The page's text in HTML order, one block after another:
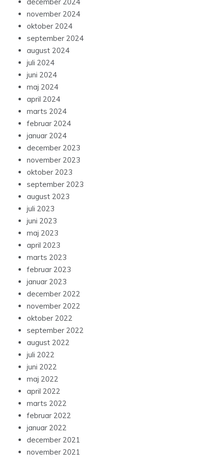
november 2024
oktober 2024
september 2024
august 2024
juli 2024
juni 2024
maj 2024
april 2024
marts 2024
februar 2024
januar 2024
december 2023
november 2023
oktober 2023
september 2023
august 2023
juli 2023
juni 2023
maj 2023
april 2023
marts 2023
februar 2023
januar 2023
december 2022
november 2022
oktober 2022
september 2022
august 2022
juli 2022
juni 2022
maj 2022
april 2022
marts 2022
februar 2022
januar 2022
december 2021
november 2021